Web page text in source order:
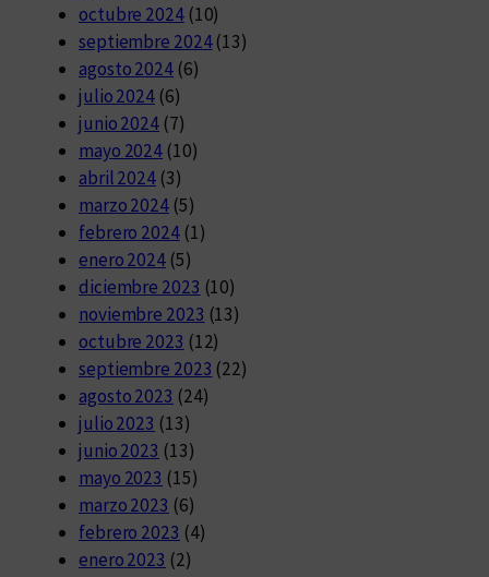
octubre 2024(10)
septiembre 2024(13)
agosto 2024(6)
julio 2024 (6)
junio 2024 (7)
mayo 2024 (10)
abril 2024 (3)
marzo 2024 (5)
febrero 2024(1)
enero 2024 (5)
diciembre 2023 (10)
noviembre 2023 (13)
octubre 2023 (12)
septiembre 2023 (22)
agosto 2023 (24)
julio 2023 (13)
junio 2023 (13)
mayo 2023 (15)
marzo 2023 (6)
febrero 2023 (4)
enero 2023 (2)